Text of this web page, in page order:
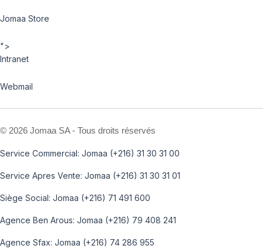
Jomaa Store
">
Intranet
Webmail
© 2026 Jomaa SA - Tous droits réservés
Service Commercial: Jomaa (+216) 31 30 31 00
Service Apres Vente: Jomaa (+216) 31 30 31 01
Siège Social: Jomaa (+216) 71 491 600
Agence Ben Arous: Jomaa (+216) 79 408 241
Agence Sfax: Jomaa (+216) 74 286 955